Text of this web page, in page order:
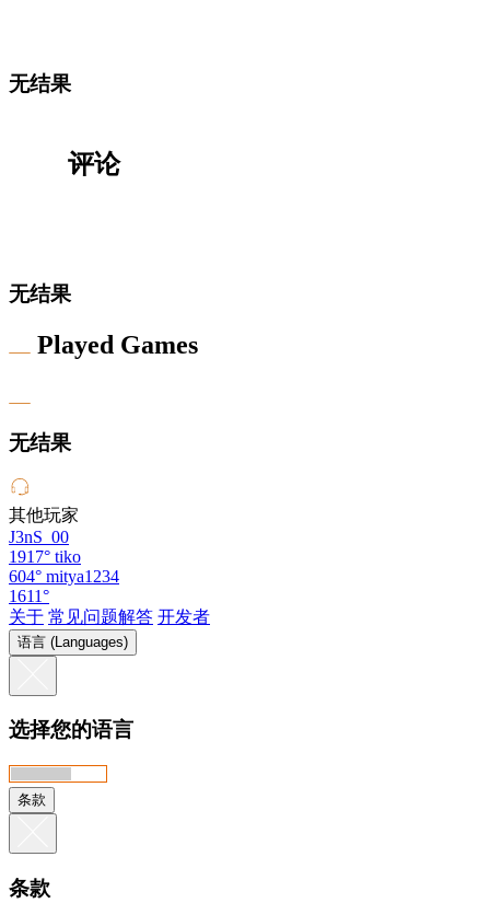
无结果
评论
无结果
Played Games
无结果
其他玩家
J3nS_00
1917° tiko
604° mitya1234
1611°
关于 常见问题解答 开发者
语言 (Languages)
选择您的语言
条款
条款